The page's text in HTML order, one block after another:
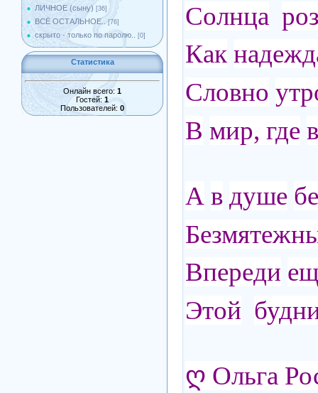
ЛИЧНОЕ (сыну) [36]
ВСЁ ОСТАЛЬНОЕ.. [76]
скрыто - только по паролю.. [0]
Статистика
Онлайн всего: 1
Гостей: 1
Пользователей: 0
Солнца
Как
Словно
В мир, где
А в душе
Впереди
Этой
ღ Ольга